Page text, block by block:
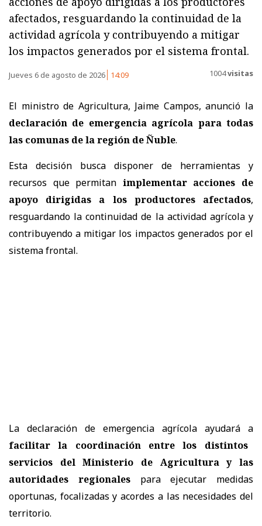
afectados, resguardando la continuidad de la
actividad agrícola y contribuyendo a mitigar
los impactos generados por el sistema frontal.
Jueves 6 de agosto de 2026 14:09 1004visitas
El ministro de Agricultura, Jaime Campos, anunció la
declaración de emergencia agrícola para todas
las comunas de la región de Ñuble.
Esta decisión busca disponer de herramientas y
recursos que permitan implementar acciones de
apoyo dirigidas a los productores afectados,
resguardando la continuidad de la actividad agrícola y
contribuyendo a mitigar los impactos generados por el
sistema frontal.
La declaración de emergencia agrícola ayudará a
facilitar la coordinación entre los distintos
servicios del Ministerio de Agricultura y las
autoridades regionalespara ejecutar medidas
oportunas, focalizadas y acordes a las necesidades del
territorio.